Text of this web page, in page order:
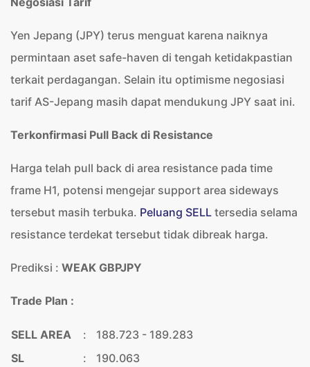
Yen Jepang (JPY) terus menguat karena naiknya
permintaan aset safe-haven di tengah ketidakpastian
terkait perdagangan. Selain itu optimisme negosiasi
tarif AS-Jepang masih dapat mendukung JPY saat ini.
Terkonfirmasi Pull Back di Resistance
Harga telah pull back di area resistance pada time
frame H1, potensi mengejar support area sideways
tersebut masih terbuka. Peluang SELL tersedia selama
resistance terdekat tersebut tidak dibreak harga.
Prediksi : WEAK GBPJPY
Trade Plan :
SELL AREA :
188.723 - 189.283
SL
:
190.063